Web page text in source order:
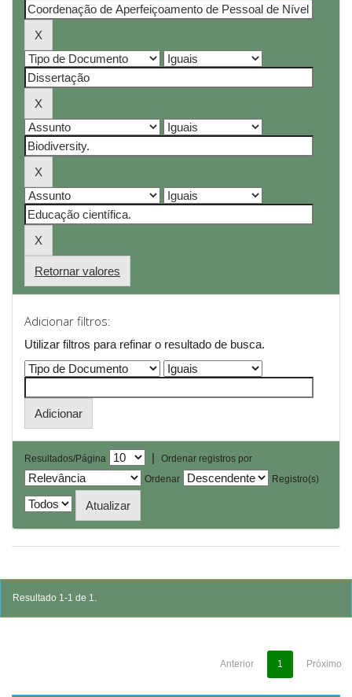
Retornar valores
Adicionar filtros:
Utilizar filtros para refinar o resultado de busca.
Resultados/Página |
Ordenar registros por
Ordenar
Registro(s)
Resultado 1-1 de 1.
Anterior 1 Próximo